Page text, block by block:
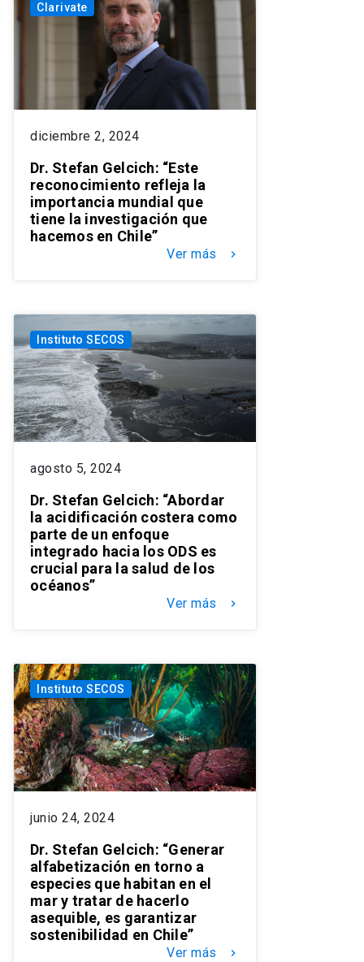
Clarivate
diciembre 2, 2024
Dr. Stefan Gelcich: “Este
reconocimiento refleja la
importancia mundial que
tiene la investigación que
hacemos en Chile”
Ver más keyboard_arrow_right
Instituto SECOS
agosto 5, 2024
Dr. Stefan Gelcich: “Abordar
la acidificación costera como
parte de un enfoque
integrado hacia los ODS es
crucial para la salud de los
océanos”
Ver más keyboard_arrow_right
Instituto SECOS
junio 24, 2024
Dr. Stefan Gelcich: “Generar
alfabetización en torno a
especies que habitan en el
mar y tratar de hacerlo
asequible, es garantizar
sostenibilidad en Chile”
Ver más keyboard_arrow_right